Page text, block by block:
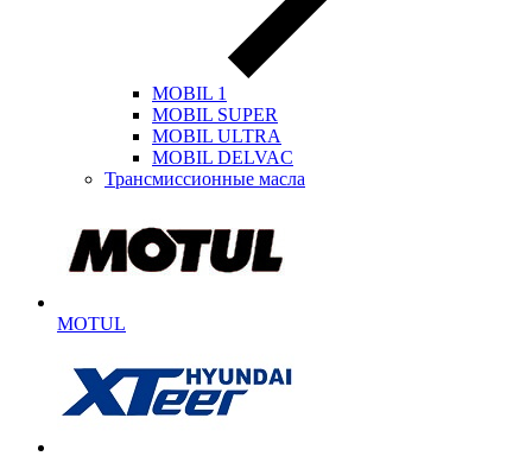
MOBIL 1
MOBIL SUPER
MOBIL ULTRA
MOBIL DELVAC
Трансмиссионные масла
MOTUL